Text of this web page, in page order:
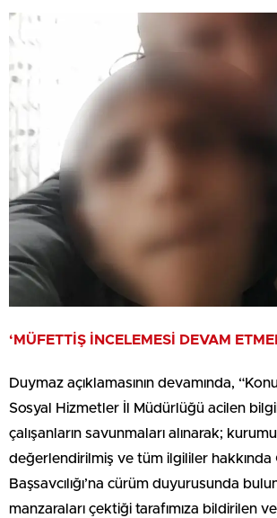
‘MÜFETTİŞ İNCELEMESİ DEVAM
Duymaz açıklamasının devamında,
Sosyal Hizmetler İl Müdürlüğü acilen
çalışanların savunmaları alınarak;
değerlendirilmiş ve tüm ilgililer hakkında
Başsavcılığı’na cürüm duyurusunda
manzaraları çektiği tarafımıza bildirilen